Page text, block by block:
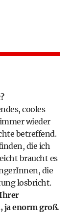
cooles
wieder
betreffend.
die ich
braucht es
die
losbricht.
, ja enorm groß.